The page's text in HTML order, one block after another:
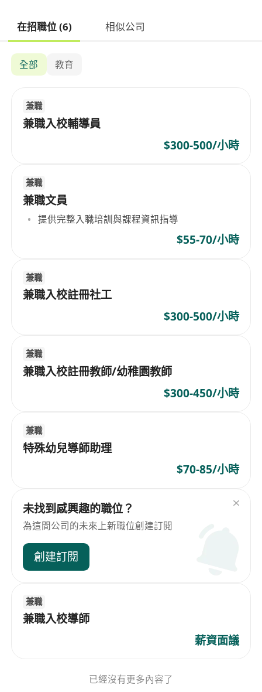
在招職位 (6) 相似公司
全部 教育
兼職
兼職入校輔導員
$300-500/小時
兼職
兼職文員
提供完整入職培訓與課程資訊指導
$55-70/小時
兼職
兼職入校註冊社工
$300-500/小時
兼職
兼職入校註冊教師/幼稚園教師
$300-450/小時
兼職
特殊幼兒導師助理
$70-85/小時
未找到感興趣的職位？
為這間公司的未來上新職位創建訂閱
創建訂閱
兼職
兼職入校導師
薪資面議
已經沒有更多內容了